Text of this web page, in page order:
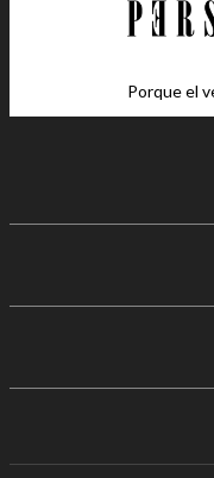
Porque el